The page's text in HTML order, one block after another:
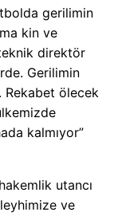
gerilimin
kin ve
direktör
Gerilimin
Rekabet ölecek
kalmıyor”
utancı
ve